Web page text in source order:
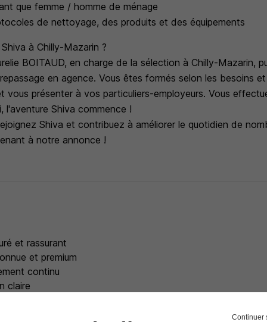
que femme / homme de ménage
de nettoyage, des produits et des équipements
à Chilly-Mazarin ?
BOITAUD, en charge de la sélection à Chilly-Mazarin,
en agence. Vous êtes formés selon les besoins
vous présenter à vos particuliers-employeurs. Vous
l'aventure Shiva commence !
Shiva et contribuez à améliorer le quotidien de
à notre annonce !
et rassurant
et premium
continu
claire
au cœur du modèle
d’évolution
Continuer